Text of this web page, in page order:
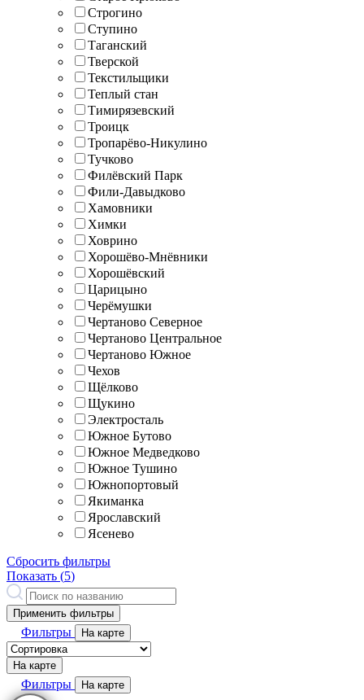
Строгино
Ступино
Таганский
Тверской
Текстильщики
Теплый стан
Тимирязевский
Троицк
Тропарёво-Никулино
Тучково
Филёвский Парк
Фили-Давыдково
Хамовники
Химки
Ховрино
Хорошёво-Мнёвники
Хорошёвский
Царицыно
Черёмушки
Чертаново Северное
Чертаново Центральное
Чертаново Южное
Чехов
Щёлково
Щукино
Электросталь
Южное Бутово
Южное Медведково
Южное Тушино
Южнопортовый
Якиманка
Ярославский
Ясенево
Сбросить фильтры
Показать (5)
Применить фильтры
Фильтры На карте
На карте
Фильтры На карте